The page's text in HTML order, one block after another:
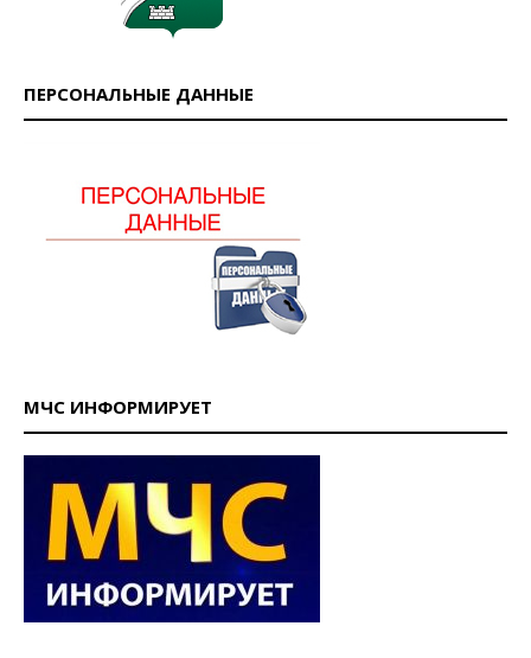
ПЕРСОНАЛЬНЫЕ ДАННЫЕ
МЧС ИНФОРМИРУЕТ